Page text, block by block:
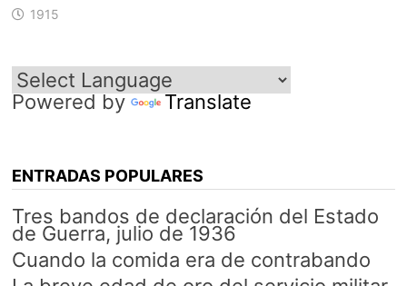
1915
Powered by Translate
ENTRADAS POPULARES
Tres bandos de declaración del Estado
de Guerra, julio de 1936
Cuando la comida era de contrabando